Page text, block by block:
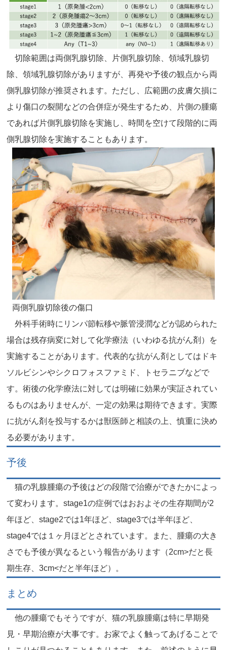
切除範囲は両側乳腺切除、片側乳腺切除、領域乳腺切
除、領域乳腺切除がありますが、再発や予後の観点から両
側乳腺切除が推奨されます。ただし、広範囲の皮膚欠損に
より傷口の裂開などの合併症が発生するため、片側の腫瘍
であれば片側乳腺切除を実施し、時間を空けて段階的に両
側乳腺切除を実施することもあります。
両側乳腺切除後の傷口
外科手術時にリンパ節転移や脈管浸潤などが認められた
場合は残存病変に対して化学療法（いわゆる抗がん剤）を
実施することがあります。代表的な抗がん剤としてはドキ
ソルビシンやシクロフォスファミド、トセラニブなどで
す。術後の化学療法に対しては明確に効果が実証されてい
るものはありませんが、一定の効果は期待できます。実際
に抗がん剤を投与するかは獣医師と相談の上、慎重に決め
る必要があります。
予後
猫の乳腺腫瘍の予後はどの段階で治療ができたかによっ
て変わります。stage1の症例ではおおよその生存期間が2
年ほど、stage2では1年ほど、stage3では半年ほど、
stage4では１ヶ月ほどとされています。また、腫瘍の大き
さでも予後が異なるという報告があります（2cm>だと長
期生存、3cm<だと半年ほど）。
まとめ
他の腫瘍でもそうですが、猫の乳腺腫瘍は特に早期発
見・早期治療が大事です。お家でよく触ってあげることで